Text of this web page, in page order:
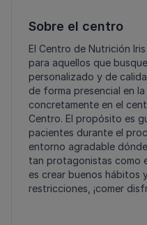
Sobre el centro
El Centro de Nutrición
para aquellos que
personalizado y de
de forma presencial en
concretamente en el
Centro. El propósito es
pacientes durante el
entorno agradable
tan protagonistas como
es crear buenos hábitos
restricciones, ¡comer